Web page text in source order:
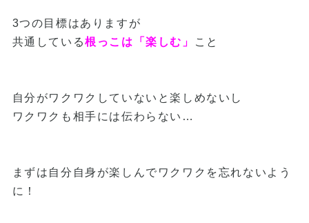
3つの目標はありますが
共通している根っこは「楽しむ」 こと
自分がワクワクしていないと楽しめないし
ワクワクも相手には伝わらない…
まずは自分自身が楽しんでワクワクを忘れないよう
に！